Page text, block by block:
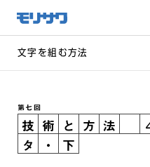
メ
ニュー
飛ばし
へ移動
文字を組む方法
第七回
技 術 と 方 法
タ
・ 下